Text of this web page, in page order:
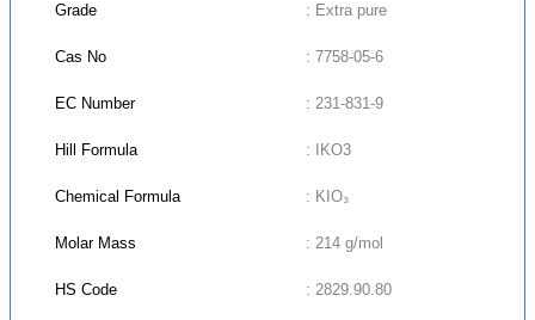
Grade : Extra pure
Cas No : 7758-05-6
EC Number : 231-831-9
Hill Formula : IKO3
Chemical Formula : KIO₃
Molar Mass : 214 g/mol
HS Code : 2829.90.80